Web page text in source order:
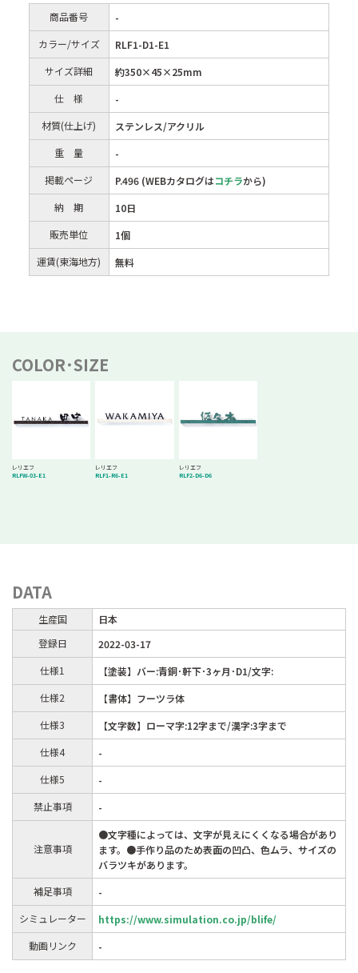
商品番号
-
カラー/サイズ
RLF1-D1-E1
サイズ詳細
約350×45×25mm
仕 様
-
材質(仕上げ)
ステンレス/アクリル
重 量
-
掲載ページ
P.496 (WEBカタログはコチラから)
納 期
10日
販売単位
1個
運賃(東海地方)
無料
COLOR･SIZE
レリエフ
RLFW-03-E1
レリエフ
RLF1-R6-E1
レリエフ
RLF2-D6-D6
DATA
生産国
日本
登録日
2022-03-17
仕様1
【塗装】バー:青銅･軒下･3ヶ月･D1/文字:
仕様2
【書体】フーツラ体
仕様3
【文字数】ローマ字:12字まで/漢字:3字まで
仕様4
-
仕様5
-
禁止事項
-
注意事項
●文字種によっては、文字が見えにくくなる場合があり
ます。●手作り品のため表面の凹凸、色ムラ、サイズの
バラツキがあります。
補足事項
-
シミュレーター
https://www.simulation.co.jp/blife/
動画リンク
-